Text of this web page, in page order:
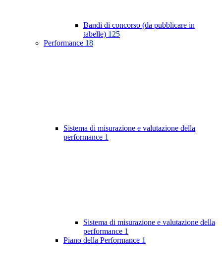
Bandi di concorso (da pubblicare in
tabelle) 125
Performance 18
Sistema di misurazione e valutazione della
performance 1
Sistema di misurazione e valutazione della
performance 1
Piano della Performance 1